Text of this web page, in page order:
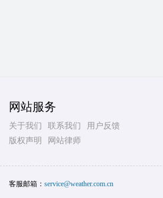
网站服务
关于我们 联系我们
用户反馈
版权声明
网站律师
客服邮箱： service@weather.com.cn